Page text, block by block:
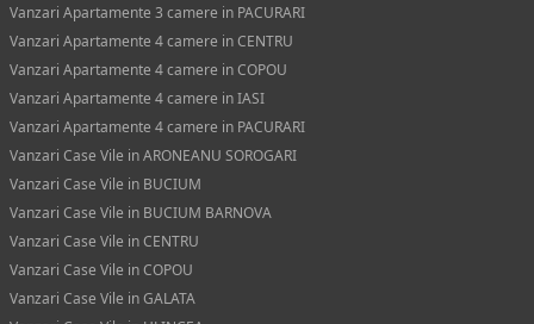
Vanzari Apartamente 3 camere in PACURARI
Vanzari Apartamente 4 camere in CENTRU
Vanzari Apartamente 4 camere in COPOU
Vanzari Apartamente 4 camere in IASI
Vanzari Apartamente 4 camere in PACURARI
Vanzari Case Vile in ARONEANU SOROGARI
Vanzari Case Vile in BUCIUM
Vanzari Case Vile in BUCIUM BARNOVA
Vanzari Case Vile in CENTRU
Vanzari Case Vile in COPOU
Vanzari Case Vile in GALATA